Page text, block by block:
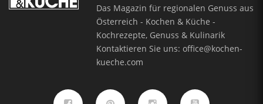
Das Magazin für regionalen Genuss aus
Österreich - Kochen & Küche -
Kochrezepte, Genuss & Kulinarik
Kontaktieren Sie uns:office@kochen-
kueche.com